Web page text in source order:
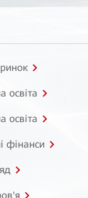
освіта
освіта
фінанси